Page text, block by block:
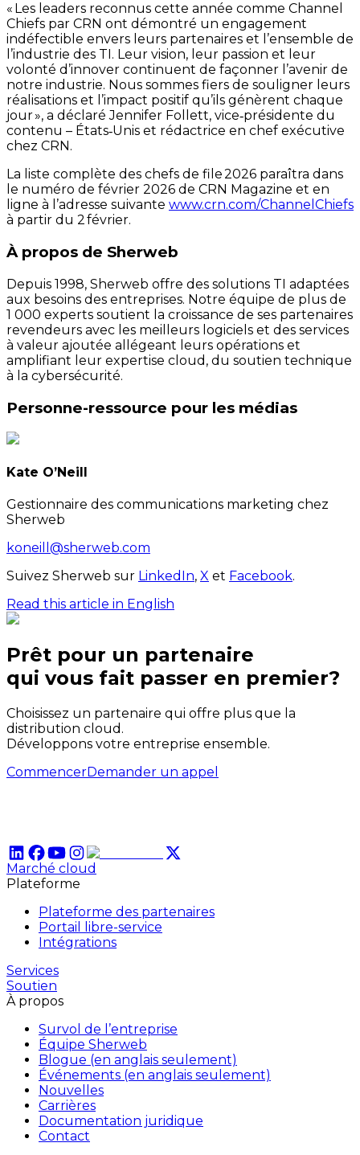
« Les leaders reconnus cette année comme Channel
Chiefs par CRN ont démontré un engagement
indéfectible envers leurs partenaires et l’ensemble de
l’industrie des TI. Leur vision, leur passion et leur
volonté d’innover continuent de façonner l’avenir de
notre industrie. Nous sommes fiers de souligner leurs
réalisations et l’impact positif qu’ils génèrent chaque
jour », a déclaré Jennifer Follett, vice‑présidente du
contenu – États‑Unis et rédactrice en chef exécutive
chez CRN.
La liste complète des chefs de file 2026 paraîtra dans
le numéro de février 2026 de CRN Magazine et en
ligne à l’adresse suivante www.crn.com/ChannelChiefs
à partir du 2 février.
À propos de Sherweb
Depuis 1998, Sherweb offre des solutions TI adaptées
aux besoins des entreprises. Notre équipe de plus de
1 000 experts soutient la croissance de ses partenaires
revendeurs avec les meilleurs logiciels et des services
à valeur ajoutée allégeant leurs opérations et
amplifiant leur expertise cloud, du soutien technique
à la cybersécurité.
Personne-ressource pour les médias
Kate O’Neill
Gestionnaire des communications marketing chez
Sherweb
koneill@sherweb.com
Suivez Sherweb sur LinkedIn, X et Facebook.
Read this article in English
Prêt pour un partenaire
qui vous fait passer en premier?
Choisissez un partenaire qui offre plus que la
distribution cloud.
Développons votre entreprise ensemble.
CommencerDemander un appel
Marché cloud
Plateforme
Plateforme des partenaires
Portail libre-service
Intégrations
Services
Soutien
À propos
Survol de l’entreprise
Équipe Sherweb
Blogue (en anglais seulement)
Événements (en anglais seulement)
Nouvelles
Carrières
Documentation juridique
Contact